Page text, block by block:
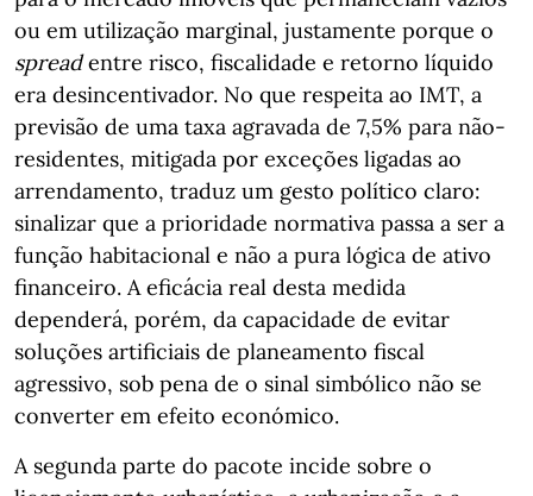
ou em utilização marginal, justamente porque o
spreadentre risco, fiscalidade e retorno líquido
era desincentivador. No que respeita ao IMT, a
previsão de uma taxa agravada de 7,5% para não-
residentes, mitigada por exceções ligadas ao
arrendamento, traduz um gesto político claro:
sinalizar que a prioridade normativa passa a ser a
função habitacional e não a pura lógica de ativo
financeiro. A eficácia real desta medida
dependerá, porém, da capacidade de evitar
soluções artificiais de planeamento fiscal
agressivo, sob pena de o sinal simbólico não se
converter em efeito económico.
A segunda parte do pacote incide sobre o